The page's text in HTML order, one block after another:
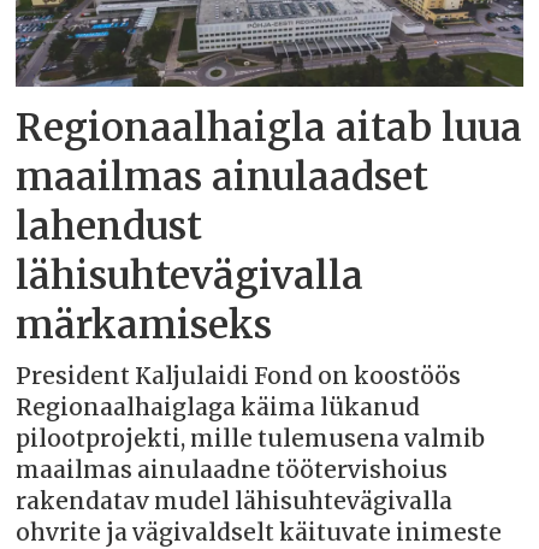
Regionaalhaigla aitab luua
maailmas ainulaadset
lahendust
lähisuhtevägivalla
märkamiseks
President Kaljulaidi Fond on koostöös
Regionaalhaiglaga käima lükanud
pilootprojekti, mille tulemusena valmib
maailmas ainulaadne töötervishoius
rakendatav mudel lähisuhtevägivalla
ohvrite ja vägivaldselt käituvate inimeste